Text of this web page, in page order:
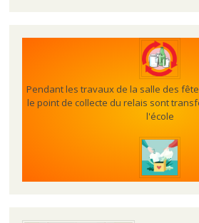
Pendant les travaux de la salle des
le point de collecte du relais sont
l'école